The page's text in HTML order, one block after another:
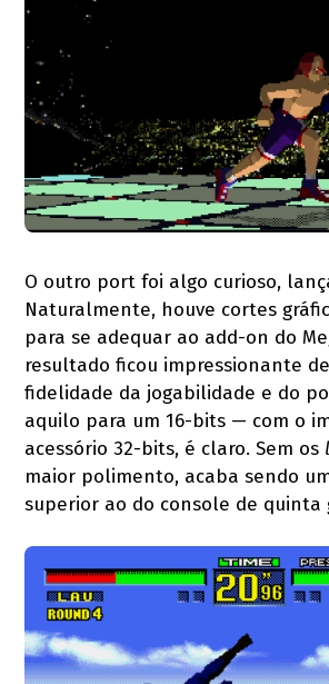
O outro port foi algo curioso,
Naturalmente, houve cortes
para se adequar ao add-on do
resultado ficou impressionante
fidelidade da jogabilidade e do
aquilo para um 16-bits — com o
acessório 32-bits, é claro. Sem os
maior polimento, acaba sendo
superior ao do console de quinta